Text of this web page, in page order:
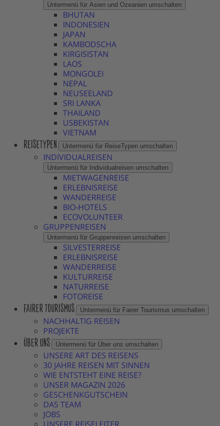
Untermenü für Asien und Ozeanien umschalten
BHUTAN
INDONESIEN
JAPAN
KAMBODSCHA
KIRGISISTAN
LAOS
MONGOLEI
NEPAL
NEUSEELAND
SRI LANKA
THAILAND
USBEKISTAN
VIETNAM
REISETYPEN Untermenü für ReiseTypen umschalten
INDIVIDUALREISEN
Untermenü für Individualreisen umschalten
MIETWAGENREISE
ERLEBNISREISE
WANDERREISE
BIO-HOTELS
ECOVOLUNTEER
GRUPPENREISEN
Untermenü für Gruppenreisen umschalten
SILVESTERREISE
ERLEBNISREISE
WANDERREISE
KULTURREISE
NATURREISE
FOTOREISE
FAIRER TOURISMUS Untermenü für Fairer Tourismus umschalten
NACHHALTIG REISEN
PROJEKTE
ÜBER UNS Untermenü für Über uns umschalten
UNSERE ART DES REISENS
30 JAHRE REISEN MIT SINNEN
WIE ENTSTEHT EINE REISE?
UNSER MAGAZIN 2026
GESCHENKGUTSCHEIN
DAS TEAM
JOBS